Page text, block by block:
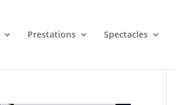
Prestations Spectacles